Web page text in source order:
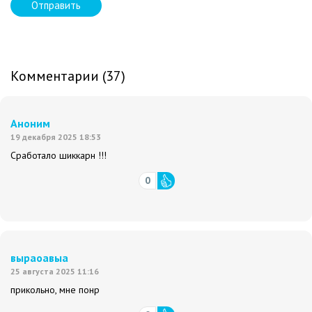
Отправить
Комментарии (37)
Аноним
19 декабря 2025 18:53
Сработало шиккарн !!!
0
выраоавыа
25 августа 2025 11:16
прикольно, мне понр